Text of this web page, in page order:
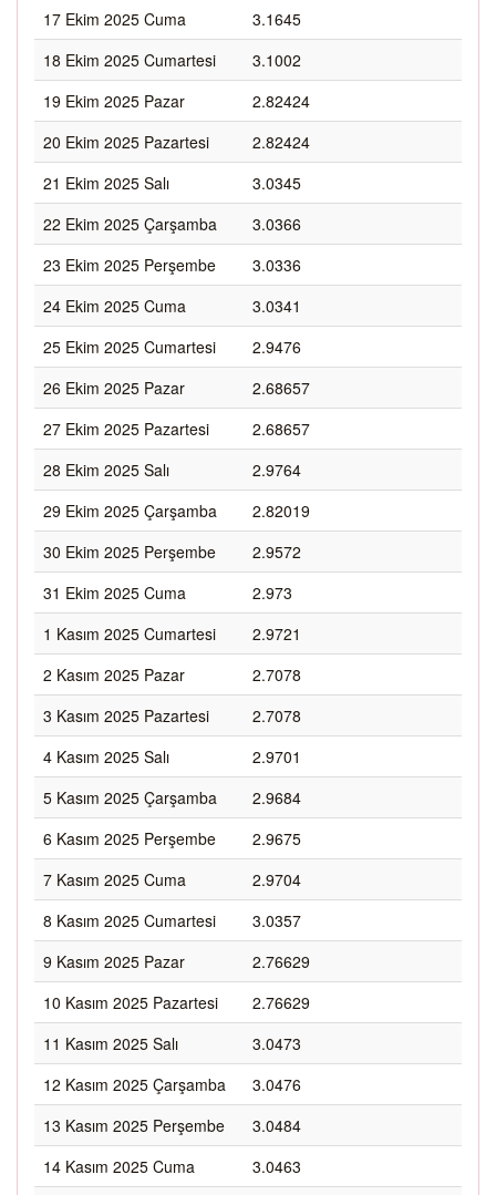
17 Ekim 2025 Cuma
3.1645
18 Ekim 2025 Cumartesi
3.1002
19 Ekim 2025 Pazar
2.82424
20 Ekim 2025 Pazartesi
2.82424
21 Ekim 2025 Salı
3.0345
22 Ekim 2025 Çarşamba
3.0366
23 Ekim 2025 Perşembe
3.0336
24 Ekim 2025 Cuma
3.0341
25 Ekim 2025 Cumartesi
2.9476
26 Ekim 2025 Pazar
2.68657
27 Ekim 2025 Pazartesi
2.68657
28 Ekim 2025 Salı
2.9764
29 Ekim 2025 Çarşamba
2.82019
30 Ekim 2025 Perşembe
2.9572
31 Ekim 2025 Cuma
2.973
1 Kasım 2025 Cumartesi
2.9721
2 Kasım 2025 Pazar
2.7078
3 Kasım 2025 Pazartesi
2.7078
4 Kasım 2025 Salı
2.9701
5 Kasım 2025 Çarşamba
2.9684
6 Kasım 2025 Perşembe
2.9675
7 Kasım 2025 Cuma
2.9704
8 Kasım 2025 Cumartesi
3.0357
9 Kasım 2025 Pazar
2.76629
10 Kasım 2025 Pazartesi
2.76629
11 Kasım 2025 Salı
3.0473
12 Kasım 2025 Çarşamba
3.0476
13 Kasım 2025 Perşembe
3.0484
14 Kasım 2025 Cuma
3.0463